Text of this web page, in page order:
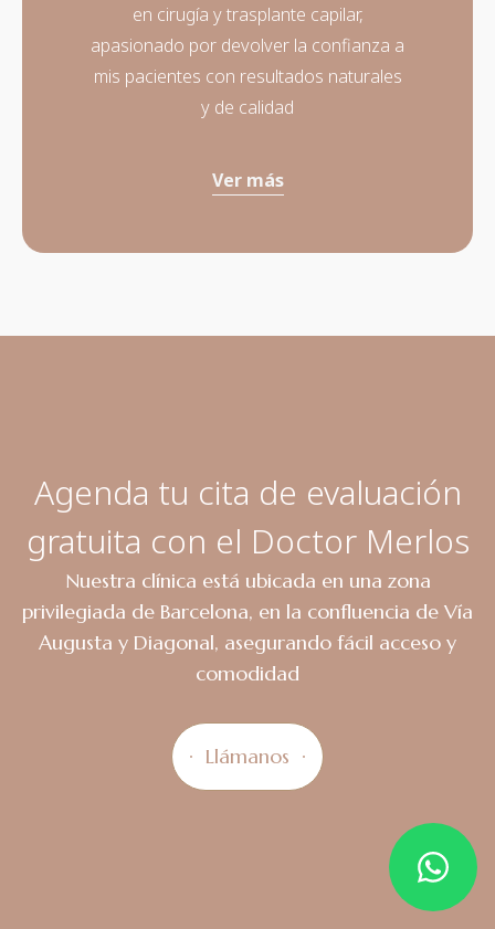
en cirugía y trasplante capilar,
apasionado por devolver la confianza a
mis pacientes con resultados naturales
y de calidad
Ver más
Agenda tu cita de evaluación
gratuita con el Doctor Merlos
Nuestra clínica está ubicada en una zona
privilegiada de Barcelona, en la confluencia de Vía
Augusta y Diagonal, asegurando fácil acceso y
comodidad
Llámanos